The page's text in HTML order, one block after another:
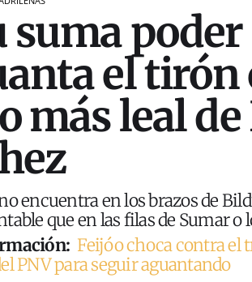
suma
el tirón
más leal de
encuentra en los brazos de
que en las filas de Sumar o
Feijóo choca contra el
PNV para seguir aguantando